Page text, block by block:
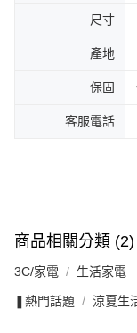
尺寸
產地
保固
客服電話
商品相關分類 (2)
3C/家電 生活家電
❚熱門話題 涼夏生